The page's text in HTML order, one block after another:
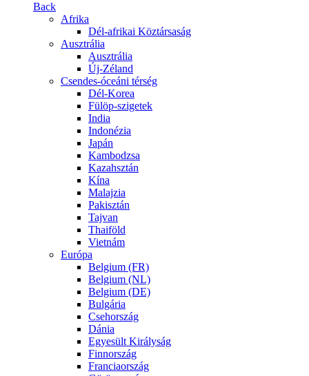
Back
Afrika
Dél-afrikai Köztársaság
Ausztrália
Ausztrália
Új-Zéland
Csendes-óceáni térség
Dél-Korea
Fülöp-szigetek
India
Indonézia
Japán
Kambodzsa
Kazahsztán
Kína
Malajzia
Pakisztán
Tajvan
Thaiföld
Vietnám
Európa
Belgium (FR)
Belgium (NL)
Belgium (DE)
Bulgária
Csehország
Dánia
Egyesült Királyság
Finnország
Franciaország